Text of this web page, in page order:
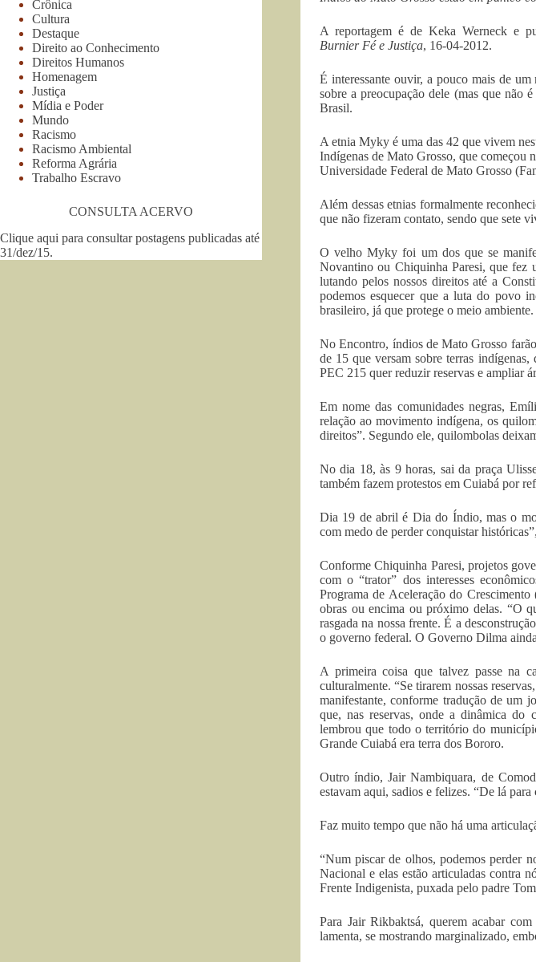
A reportagem é de Keka Werneck e
Burnier Fé e Justiça, 16-04-2012.
É interessante ouvir, a pouco mais de
sobre a preocupação dele (mas que não
Brasil.
A etnia Myky é uma das 42 que vivem
Indígenas de Mato Grosso, que começou
Universidade Federal de Mato Grosso
Além dessas etnias formalmente
que não fizeram contato, sendo que sete
O velho Myky foi um dos que se
Novantino ou Chiquinha Paresi, que fez
lutando pelos nossos direitos até a
podemos esquecer que a luta do povo
brasileiro, já que protege o meio
No Encontro, índios de Mato Grosso
de 15 que versam sobre terras
PEC 215 quer reduzir reservas e ampliar
Em nome das comunidades negras,
relação ao movimento indígena, os
direitos”. Segundo ele, quilombolas
No dia 18, às 9 horas, sai da praça
também fazem protestos em Cuiabá por
Dia 19 de abril é Dia do Índio, mas o
com medo de perder conquistar
Conforme Chiquinha Paresi, projetos
com o “trator” dos interesses
Programa de Aceleração do
obras ou encima ou próximo delas. “O
rasgada na nossa frente. É a
o governo federal. O Governo Dilma
A primeira coisa que talvez passe
culturalmente. “Se tirarem nossas
manifestante, conforme tradução de um
que, nas reservas, onde a dinâmica do
lembrou que todo o território do
Grande Cuiabá era terra dos Bororo.
Outro índio, Jair Nambiquara, de
estavam aqui, sadios e felizes. “De lá
Faz muito tempo que não há uma
“Num piscar de olhos, podemos perder
Nacional e elas estão articuladas contra
Frente Indigenista, puxada pelo padre
Para Jair Rikbaktsá, querem acabar
lamenta, se mostrando marginalizado,
Crônica
Cultura
Destaque
Direito ao Conhecimento
Direitos Humanos
Homenagem
Justiça
Mídia e Poder
Mundo
Racismo
Racismo Ambiental
Reforma Agrária
Trabalho Escravo
CONSULTA ACERVO
Clique aqui para consultar postagens publicadas até
31/dez/15.